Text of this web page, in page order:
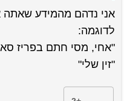
אני נדהם מהמידע שאתה
לדוגמה:
"אחי, מסי חתם בפריז
"זין שלי"